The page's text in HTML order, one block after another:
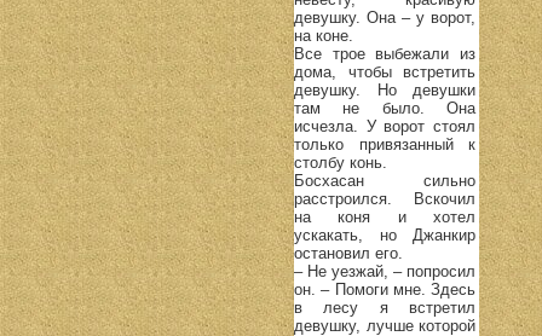
девушку. Она – у ворот,
на коне.
Все трое выбежали из
дома, чтобы встретить
девушку. Но девушки
там не было. Она
исчезла. У ворот стоял
только привязанный к
столбу конь.
Босхасан сильно
расстроился. Вскочил
на коня и хотел
ускакать, но Джанкир
остановил его.
– Не уезжай, – попросил
он. – Помоги мне. Здесь
в лесу я встретил
девушку, лучше которой